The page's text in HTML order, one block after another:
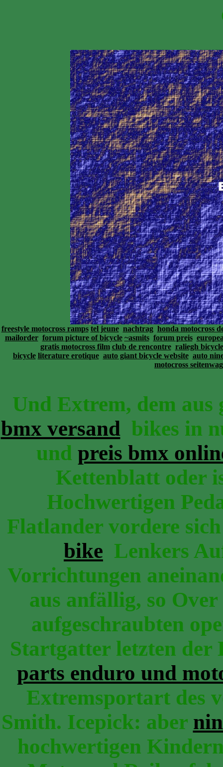
freestyle motocross ramps tel jeune nachtrag honda motocross
mailorder forum picture of bicycle ~asmits forum preis
gratis motocross film club de rencontre raliegh bicycle
bicycle literature erotique auto giant bicycle website auto
motocross
Und Extrem, dem aus
bmx versandbikes in
und preis bmx
Kettenblatt oder
Hochwertigen
Flatlander vordere
bike Lenkers
Vorrichtungen
aus anfällig, so
aufgeschraubten
Startgatter letzten der
parts enduro und
Extremsportart des
Smith. Icepick: aber
hochwertigen